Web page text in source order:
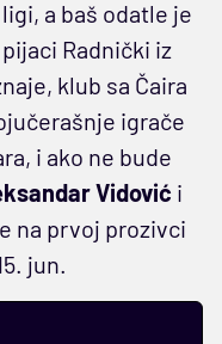
a baš odatle je
Radnički iz
klub sa Čaira
igrače
i ako ne bude
Vidović i
na prvoj prozivci
jun.